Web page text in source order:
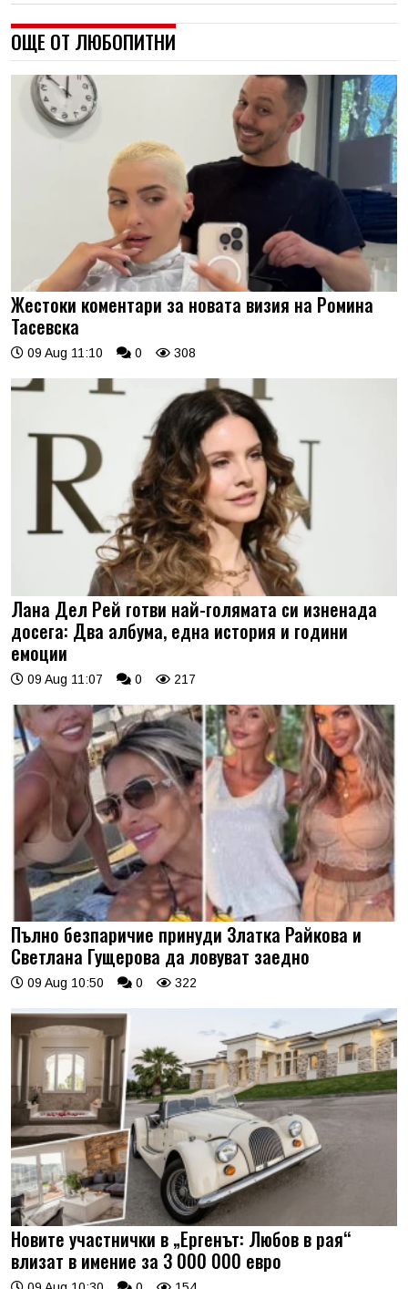
ОЩЕ ОТ ЛЮБОПИТНИ
Жестоки коментари за новата визия на Ромина
Тасевска
09 Aug 11:10 0 308
Лана Дел Рей готви най-голямата си изненада
досега: Два албума, една история и години
емоции
09 Aug 11:07 0 217
Пълно безпаричие принуди Златка Райкова и
Светлана Гущерова да ловуват заедно
09 Aug 10:50 0 322
Новите участнички в „Ергенът: Любов в рая“
влизат в имение за 3 000 000 евро